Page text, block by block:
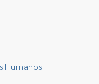
Humanos